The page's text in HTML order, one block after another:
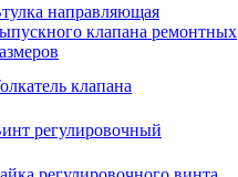
направляющая
клапана ремонтных
клапана
регулировочный